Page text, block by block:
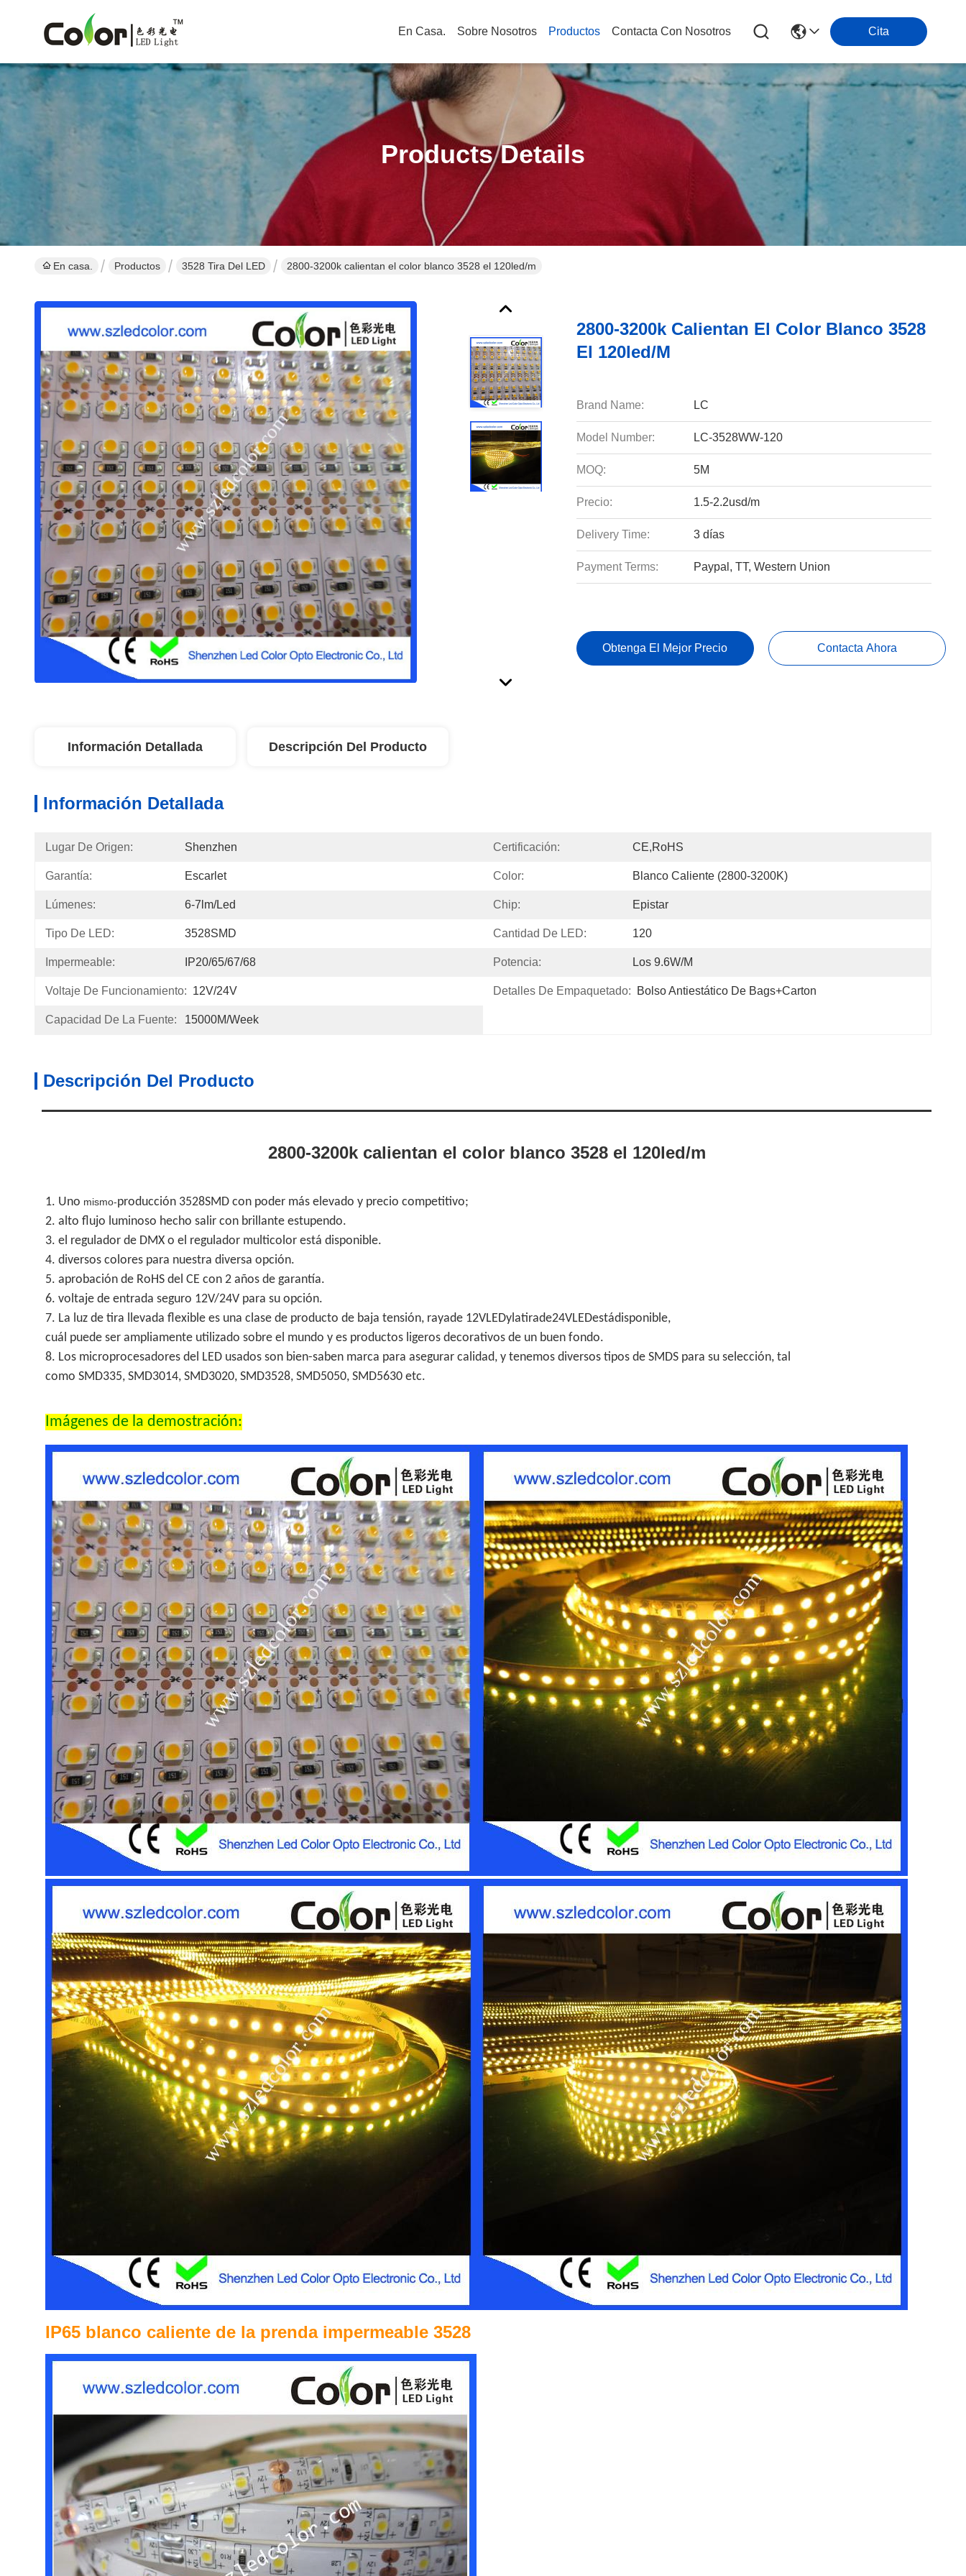
En Casa. Sobre Nosotros Productos Contacta Con Nosotros Cita
Products Details
En casa. Productos 3528 Tira Del LED 2800-3200k calientan el color blanco 3528 el 120led/m
2800-3200k Calientan El Color Blanco 3528
El 120led/m
Brand Name: LC
Model Number: LC-3528WW-120
MOQ: 5M
Precio: 1.5-2.2usd/m
Delivery Time: 3 días
Payment Terms: Paypal, TT, Western Union
Obtenga El Mejor Precio Contacta Ahora
Información Detallada Descripción Del Producto
Información Detallada
Lugar De Origen: Shenzhen Certificación: CE,RoHS
Garantía: Escarlet Color: Blanco Caliente (2800-3200K)
Lúmenes: 6-7lm/led Chip: Epistar
Tipo De LED: 3528SMD Cantidad De LED: 120
Impermeable: IP20/65/67/68 Potencia: Los 9.6W/M
Voltaje De Funcionamiento: 12V/24V Detalles De Empaquetado: Bolso Antiestático De Bags+carton
Capacidad De La Fuente: 15000M/week
Descripción Del Producto
2800-3200k calientan el color blanco 3528 el 120led/m
1. Uno mismo-producción 3528SMD con poder más elevado y precio competitivo;
2. alto flujo luminoso hecho salir con brillante estupendo.
3. el regulador de DMX o el regulador multicolor está disponible.
4. diversos colores para nuestra diversa opción.
5. aprobación de RoHS del CE con 2 años de garantía.
6. voltaje de entrada seguro 12V/24V para su opción.
7. La luz de tira llevada flexible es una clase de producto de baja tensión, rayade 12VLEDylatirade24VLEDestádisponible,
cuál puede ser ampliamente utilizado sobre el mundo y es productos ligeros decorativos de un buen fondo.
8. Los microprocesadores del LED usados son bien-saben marca para asegurar calidad, y tenemos diversos tipos de SMDS para su selección, tal
como SMD335, SMD3014, SMD3020, SMD3528, SMD5050, SMD5630 etc.
Imágenes de la demostración:
IP65 blanco caliente de la prenda impermeable 3528